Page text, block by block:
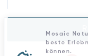
Mosaic
beste
können.